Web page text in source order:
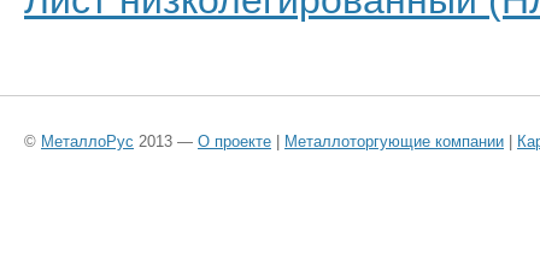
© МеталлоРус 2013 — О проекте | Металлоторгующие компании |